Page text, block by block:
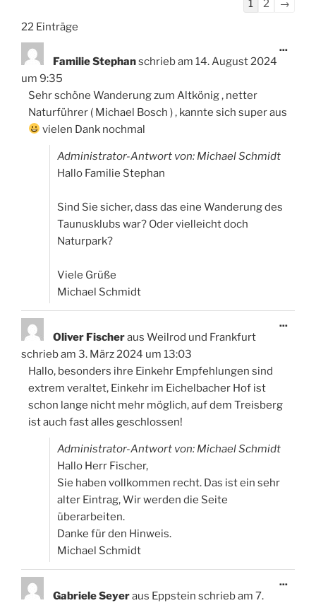
Navigation
1 2
→
22 Einträge
Familie Stephanschrieb am 14. August 2024
um 9:35
Sehr schöne Wanderung zum Altkönig , netter
Naturführer ( Michael Bosch ) , kannte sich super aus
vielen Dank nochmal
Administrator-Antwort von: Michael Schmidt
Hallo Familie Stephan
Sind Sie sicher, dass das eine Wanderung des
Taunusklubs war? Oder vielleicht doch
Naturpark?
Viele Grüße
Michael Schmidt
...
Oliver Fischeraus Weilrod und Frankfurt
schrieb am 3. März 2024 um 13:03
Hallo, besonders ihre Einkehr Empfehlungen sind
extrem veraltet, Einkehr im Eichelbacher Hof ist
schon lange nicht mehr möglich, auf dem Treisberg
ist auch fast alles geschlossen!
Administrator-Antwort von: Michael Schmidt
Hallo Herr Fischer,
Sie haben vollkommen recht. Das ist ein sehr
alter Eintrag, Wir werden die Seite
überarbeiten.
Danke für den Hinweis.
Michael Schmidt
...
Gabriele Seyeraus Eppstein schrieb am 7.
...